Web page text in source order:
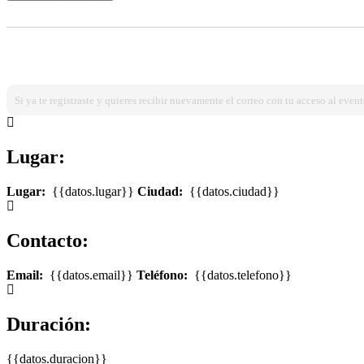
Si ya te registraste y quieres recibir nuevamente el correo con tu acceso al
Lugar:
Lugar: {{datos.lugar}} Ciudad: {{datos.ciudad}}
Contacto:
Email: {{datos.email}} Teléfono: {{datos.telefono}}
Duración:
{{datos.duracion}}